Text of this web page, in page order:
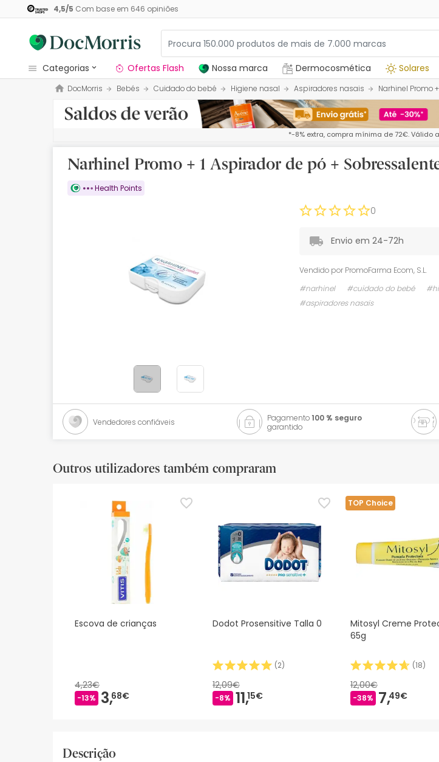
4,5/5 Com base em 646 opiniões
categorias
Dermocosmetica
Nossa marca
Medicamentos
Cosmética
Promoções
Mais vendidos
Ofertas Flash Nossa marca Dermocosmética Solares
DocMorris Bebés Cuidado do bebé Higiene nasal Aspiradores nasais Narhinel Promo
*-8% extra, compra mínima de 72€. Válido
Narhinel Promo + 1 Aspirador de pó +
Health Points
0
Envio em 24-72h
Vendido por PromoFarma Ecom, S.L.
#narhinel
#cuidado do bebé
#aspiradores nasais
Vendedores confiáveis Pagamento100 % seguro
garantido
Outros utilizadores também compraram
Escova de crianças
4,23€
-13% 3,68€
Dodot Prosensitive Talla 0
(2)
12,09€
-8% 11,15€
TOP Choice
Mitosyl Creme
65g
(18)
12,00€
-38% 7,49€
Descrição